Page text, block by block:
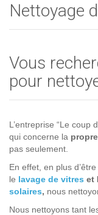
Nettoyage
Vous
pour
L’entreprise “Le coup
qui concerne la
pas seulement.
En effet, en plus
le lavage de vitres et
solaires, nous
Nous nettoyons tant